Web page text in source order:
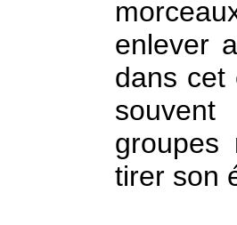
enlever
dans cet
groupes
tirer son